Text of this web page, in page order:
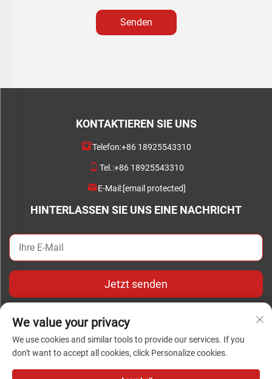
Senden
KONTAKTIEREN SIE UNS
Telefon:+86 18925543310
Tel.:+86 18925543310
E-Mail:[email protected]
HINTERLASSEN SIE UNS EINE NACHRICHT
Jetzt senden
Urheberrecht © Copyright 2024 Foshan Chengwei Industrial
Automation Co., Ltd. Alle Rechte vorbehalten
We value your privacy
We use cookies and similar tools to provide our services. If you
don't want to accept all cookies, click Personalize cookies.